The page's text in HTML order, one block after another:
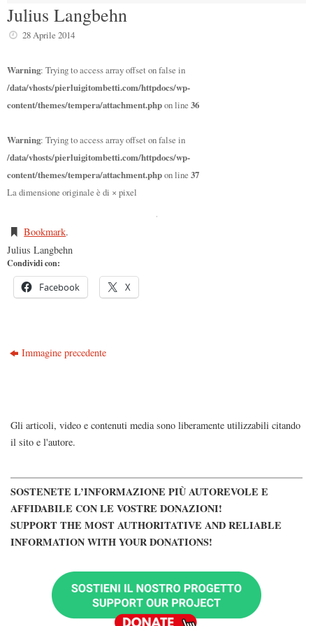
Julius Langbehn
28 Aprile 2014
Warning: Trying to access array offset on false in
/data/vhosts/pierluigitombetti.com/httpdocs/wp-
content/themes/tempera/attachment.phpon line 36
Warning: Trying to access array offset on false in
/data/vhosts/pierluigitombetti.com/httpdocs/wp-
content/themes/tempera/attachment.phpon line 37
La dimensione originale è di × pixel
Bookmark.
Julius Langbehn
Condividi con:
Facebook X
Immagine precedente
Gli articoli, video e contenuti media sono liberamente utilizzabili citando
il sito e l'autore.
SOSTENETE L’INFORMAZIONE PIÙ AUTOREVOLE E
AFFIDABILE CON LE VOSTRE DONAZIONI!
SUPPORT THE MOST AUTHORITATIVE AND RELIABLE
INFORMATION WITH YOUR DONATIONS!